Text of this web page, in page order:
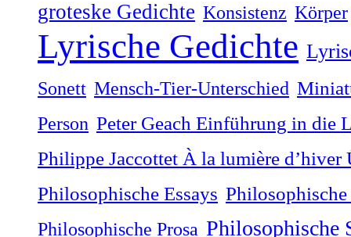
groteske Gedichte Konsistenz Körper
Lyrische Gedichte
Sonett Mensch-Tier-Unterschied
Person Peter Geach Einführung in die
Philippe Jaccottet À la lumière dʼhiver
Philosophische Essays
Philosophische Prosa Philosophische